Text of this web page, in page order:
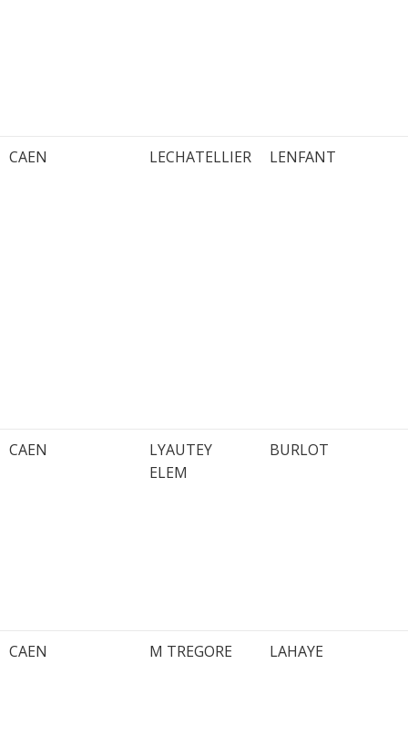
CAEN LECHATELLIER LENFANT
CAEN
LYAUTEY
ELEM
BURLOT
CAEN M TREGORE LAHAYE